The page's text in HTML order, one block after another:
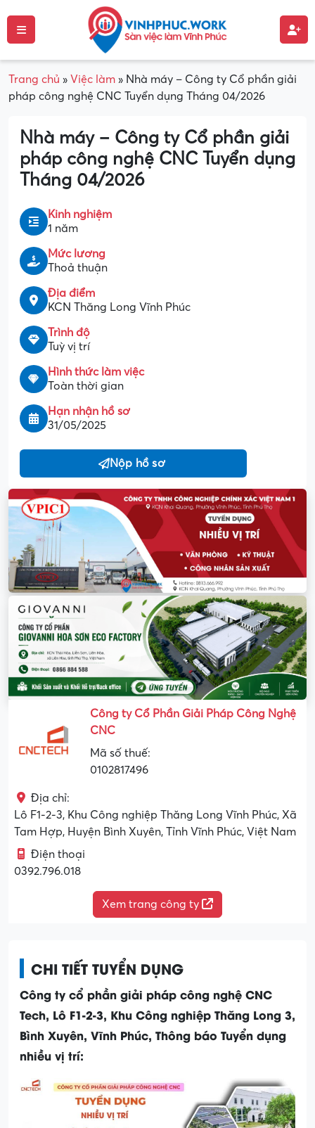
Trang chủ » Việc làm » Nhà máy – Công ty Cổ phần giải
pháp công nghệ CNC Tuyển dụng Tháng 04/2026
Nhà máy – Công ty Cổ phần giải
pháp công nghệ CNC Tuyển dụng
Tháng 04/2026
Kinh nghiệm
1 năm
Mức lương
Thoả thuận
Địa điểm
KCN Thăng Long Vĩnh Phúc
Trình độ
Tuỳ vị trí
Hình thức làm việc
Toàn thời gian
Hạn nhận hồ sơ
31/05/2025
Nộp hồ sơ
Công ty Cổ Phần Giải Pháp Công Nghệ
CNC
Mã số thuế:
0102817496
Địa chỉ:
Lô F1-2-3, Khu Công nghiệp Thăng Long Vĩnh Phúc, Xã
Tam Hợp, Huyện Bình Xuyên, Tỉnh Vĩnh Phúc, Việt Nam
Điện thoại
0392.796.018
Xem trang công ty
CHI TIẾT TUYỂN DỤNG
Công ty cổ phần giải pháp công nghệ CNC
Tech, Lô F1-2-3, Khu Công nghiệp Thăng Long 3,
Bình Xuyên, Vĩnh Phúc, Thông báo Tuyển dụng
nhiều vị trí: